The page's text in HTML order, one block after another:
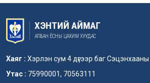
ХЭНТИЙ АЙМАГ
АЛБАН ЁСНЫ ЦАХИМ ХУУДАС
Хаяг : Хэрлэн сум 4 дүгээр баг
Утас : 75990001, 70563111